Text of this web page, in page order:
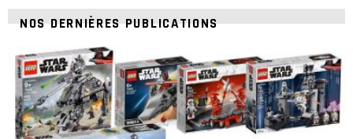
NOS DERNIÈRES PUBLICATIONS